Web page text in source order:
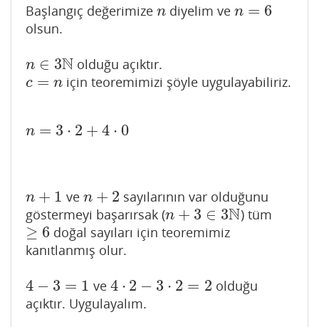
Başlangıç değerimize n
ndiyelim ve n = 6
n=6
olsun.
n ∈ 3N
n∈3 N olduğu açıktır.
c = n
c=n için teoremimizi şöyle uygulayabiliriz.
n = 3 ⋅ 2 + 4 ⋅ 0
n =3⋅ 2+4⋅ 0
n + 1
n+1 ve n + 2
n+2
sayılarının var olduğunu
göstermeyi başarırsak (n + 3 ∈ 3N
n+3∈3 N ) tüm
≥ 6
≥6
doğal sayıları için teoremimiz
kanıtlanmış olur.
4 − 3 = 1
4−3=1 ve 4 ⋅ 2 − 3 ⋅ 2 = 2
4⋅ 2 −3⋅2 =2
olduğu
açıktır. Uygulayalım.